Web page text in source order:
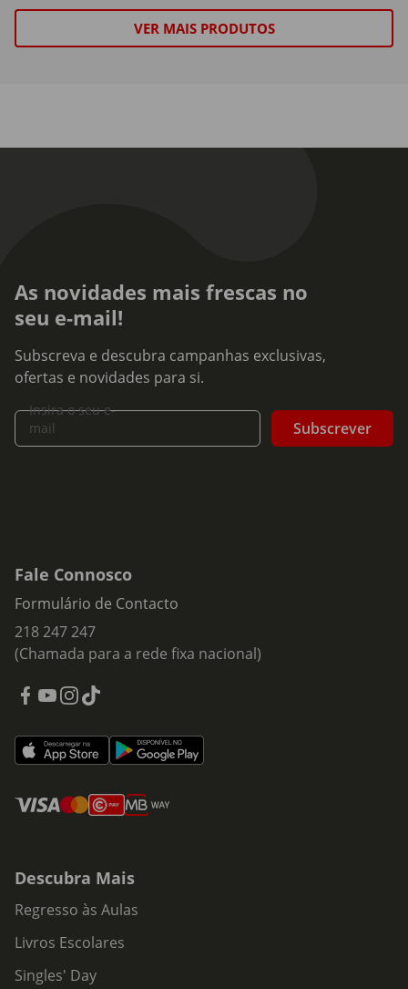
VER MAIS PRODUTOS
As novidades mais frescas no
seu e-mail!
Subscreva e descubra campanhas exclusivas,
ofertas e novidades para si.
Insira o seu e-
mail
Subscrever
Fale Connosco
Formulário de Contacto
218 247 247
(Chamada para a rede fixa nacional)
Descubra Mais
Regresso às Aulas
Livros Escolares
Singles' Day